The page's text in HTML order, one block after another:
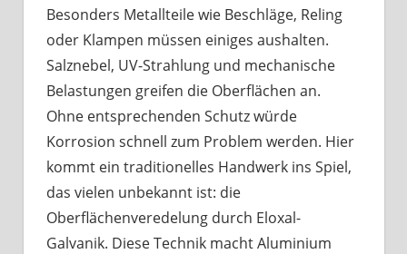
Besonders Metallteile wie Beschläge, Reling
oder Klampen müssen einiges aushalten.
Salznebel, UV-Strahlung und mechanische
Belastungen greifen die Oberflächen an.
Ohne entsprechenden Schutz würde
Korrosion schnell zum Problem werden. Hier
kommt ein traditionelles Handwerk ins Spiel,
das vielen unbekannt ist: die
Oberflächenveredelung durch Eloxal-
Galvanik. Diese Technik macht Aluminium